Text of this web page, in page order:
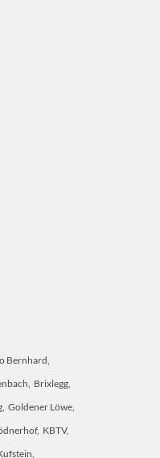
Bernhard
Brixlegg
Goldener Löwe
KBTV